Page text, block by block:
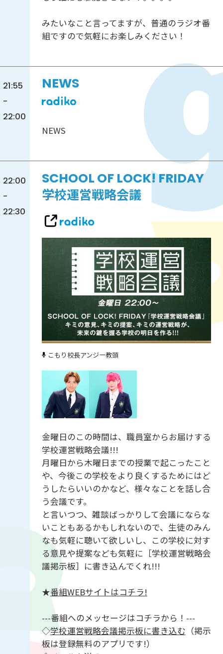
みたいなこと言ってますが、普通のラジオ番
組ですので気軽にお楽しみください！
21:55
-
22:00
NEWS
NEWS
22:00
-
22:30
SCHOOL OF LOCK! FRIDAY
学校運営戦略会議
こもり校長アンジー教頭
金曜日のこの時間は、職員室からお届けする
学校運営戦略会議!!!
月曜日から木曜日までの授業で起こったこと
や、今後この学校をより良くするためにはど
うしたらいいのかなど、様々なことを話し合
う会議です。
と言いつつ、雑談ばっかりして会議にならな
いこともあるかもしれないので、生徒のみん
なも気軽に聴いて欲しいし、この学校に対す
る意見や提案なども気軽に［学校運営戦略会
議掲示板］に書き込んでくれ!!!
★番組WEBサイトはコチラ!
---番組へのメッセージはコチラから！---
◇学校運営戦略会議掲示板に書き込む （掲示
板は登録無料のアプリです!）